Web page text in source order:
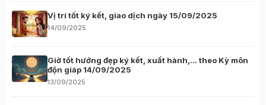
Vị trí tốt ký kết, giao dịch ngày 15/09/2025
14/09/2025
Giờ tốt hướng đẹp ký kết, xuất hành,… theo Kỳ môn
độn giáp 14/09/2025
13/09/2025